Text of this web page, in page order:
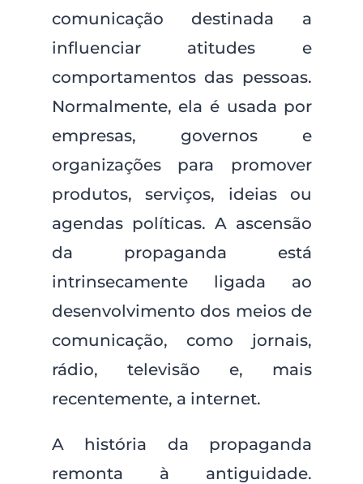
comunicação destinada a
influenciar atitudes e
comportamentos das pessoas.
Normalmente, ela é usada por
empresas, governos e
organizações para promover
produtos, serviços, ideias ou
agendas políticas. A ascensão
da propaganda está
intrinsecamente ligada ao
desenvolvimento dos meios de
comunicação, como jornais,
rádio, televisão e, mais
recentemente, a internet.
A história da propaganda
remonta à antiguidade.